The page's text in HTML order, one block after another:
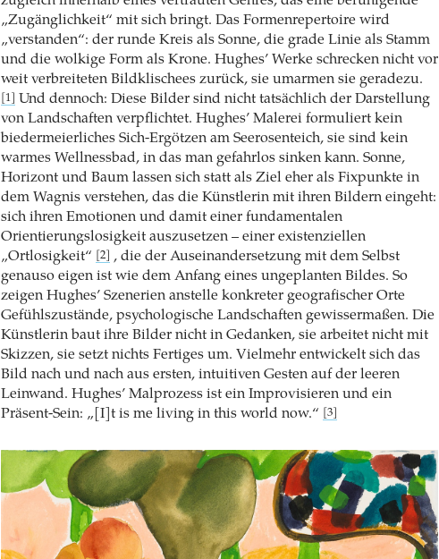
„Zugänglichkeit“ mit sich bringt. Das Formenrepertoire wird
„verstanden“: der runde Kreis als Sonne, die grade Linie als Stamm
und die wolkige Form als Krone. Hughes’ Werke schrecken nicht vor
weit verbreiteten Bildklischees zurück, sie umarmen sie geradezu.
[1]
Und dennoch: Diese Bilder sind nicht tatsächlich der Darstellung
von Landschaften verpflichtet. Hughes’ Malerei formuliert kein
biedermeierliches Sich-Ergötzen am Seerosenteich, sie sind kein
warmes Wellnessbad, in das man gefahrlos sinken kann. Sonne,
Horizont und Baum lassen sich statt als Ziel eher als Fixpunkte in
dem Wagnis verstehen, das die Künstlerin mit ihren Bildern eingeht:
sich ihren Emotionen und damit einer fundamentalen
Orientierungslosigkeit auszusetzen – einer existenziellen
„Ortlosigkeit“
[2]
, die der Auseinandersetzung mit dem Selbst
genauso eigen ist wie dem Anfang eines ungeplanten Bildes. So
zeigen Hughes’ Szenerien anstelle konkreter geografischer Orte
Gefühlszustände, psychologische Landschaften gewissermaßen. Die
Künstlerin baut ihre Bilder nicht in Gedanken, sie arbeitet nicht mit
Skizzen, sie setzt nichts Fertiges um. Vielmehr entwickelt sich das
Bild nach und nach aus ersten, intuitiven Gesten auf der leeren
Leinwand. Hughes’ Malprozess ist ein Improvisieren und ein
Präsent-Sein: „[I]t is me living in this world now.“
[3]